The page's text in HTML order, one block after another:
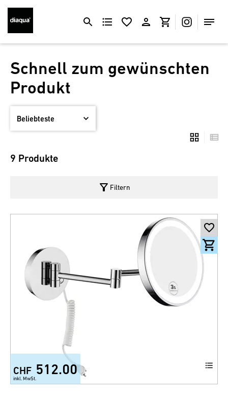
Schnell zum gewünschten
Produkt
9 Produkte
filter_alt Filtern
CHF 512.00
inkl. MwSt.